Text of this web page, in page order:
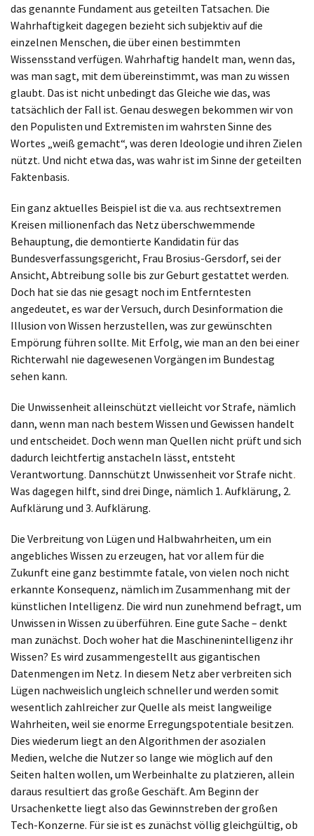
das genannte Fundament aus geteilten Tatsachen. Die
Wahrhaftigkeit dagegen bezieht sich subjektiv auf die
einzelnen Menschen, die über einen bestimmten
Wissensstand verfügen. Wahrhaftig handelt man, wenn das,
was man sagt, mit dem übereinstimmt, was man zu wissen
glaubt. Das ist nicht unbedingt das Gleiche wie das, was
tatsächlich der Fall ist. Genau deswegen bekommen wir von
den Populisten und Extremisten im wahrsten Sinne des
Wortes „weiß gemacht“, was deren Ideologie und ihren Zielen
nützt. Und nicht etwa das, was wahr ist im Sinne der geteilten
Faktenbasis.
Ein ganz aktuelles Beispiel ist die v.a. aus rechtsextremen
Kreisen millionenfach das Netz überschwemmende
Behauptung, die demontierte Kandidatin für das
Bundesverfassungsgericht, Frau Brosius-Gersdorf, sei der
Ansicht, Abtreibung solle bis zur Geburt gestattet werden.
Doch hat sie das nie gesagt noch im Entferntesten
angedeutet, es war der Versuch, durch Desinformation die
Illusion von Wissen herzustellen, was zur gewünschten
Empörung führen sollte. Mit Erfolg, wie man an den bei einer
Richterwahl nie dagewesenen Vorgängen im Bundestag
sehen kann.
Die Unwissenheit alleinschützt vielleicht vor Strafe, nämlich
dann, wenn man nach bestem Wissen und Gewissen handelt
und entscheidet. Doch wenn man Quellen nicht prüft und sich
dadurch leichtfertig anstacheln lässt, entsteht
Verantwortung. Dannschützt Unwissenheit vor Strafe nicht.
Was dagegen hilft, sind drei Dinge, nämlich 1. Aufklärung, 2.
Aufklärung und 3. Aufklärung.
Die Verbreitung von Lügen und Halbwahrheiten, um ein
angebliches Wissen zu erzeugen, hat vor allem für die
Zukunft eine ganz bestimmte fatale, von vielen noch nicht
erkannte Konsequenz, nämlich im Zusammenhang mit der
künstlichen Intelligenz. Die wird nun zunehmend befragt, um
Unwissen in Wissen zu überführen. Eine gute Sache – denkt
man zunächst. Doch woher hat die Maschinenintelligenz ihr
Wissen? Es wird zusammengestellt aus gigantischen
Datenmengen im Netz. In diesem Netz aber verbreiten sich
Lügen nachweislich ungleich schneller und werden somit
wesentlich zahlreicher zur Quelle als meist langweilige
Wahrheiten, weil sie enorme Erregungspotentiale besitzen.
Dies wiederum liegt an den Algorithmen der asozialen
Medien, welche die Nutzer so lange wie möglich auf den
Seiten halten wollen, um Werbeinhalte zu platzieren, allein
daraus resultiert das große Geschäft. Am Beginn der
Ursachenkette liegt also das Gewinnstreben der großen
Tech-Konzerne. Für sie ist es zunächst völlig gleichgültig, ob